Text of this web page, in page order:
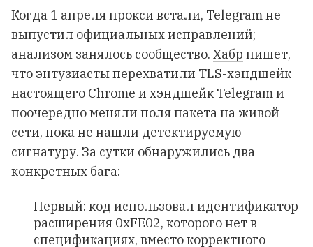
Когда 1 апреля прокси встали, Telegram не
выпустил официальных исправлений;
анализом занялось сообщество. Хабр пишет,
что энтузиасты перехватили TLS-хэндшейк
настоящего Chrome и хэндшейк Telegram и
поочередно меняли поля пакета на живой
сети, пока не нашли детектируемую
сигнатуру. За сутки обнаружились два
конкретных бага:
Первый: код использовал идентификатор
расширения 0xFE02, которого нет в
спецификациях, вместо корректного